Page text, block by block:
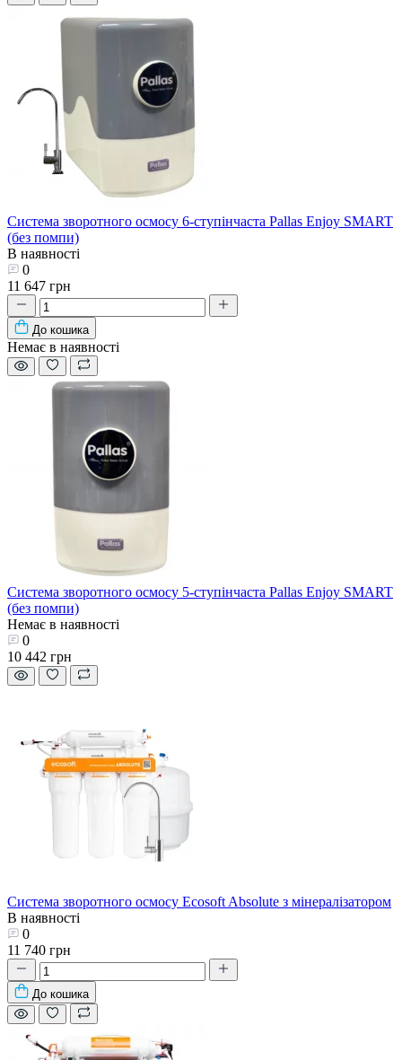
Система зворотного осмосу 6-ступінчаста Pallas Enjoy SMART
(без помпи)
В наявності
0
11 647 грн
До кошика
Немає в наявності
Система зворотного осмосу 5-ступінчаста Pallas Enjoy SMART
(без помпи)
Немає в наявності
0
10 442 грн
Система зворотного осмосу Ecosoft Absolute з мінералізатором
В наявності
0
11 740 грн
До кошика